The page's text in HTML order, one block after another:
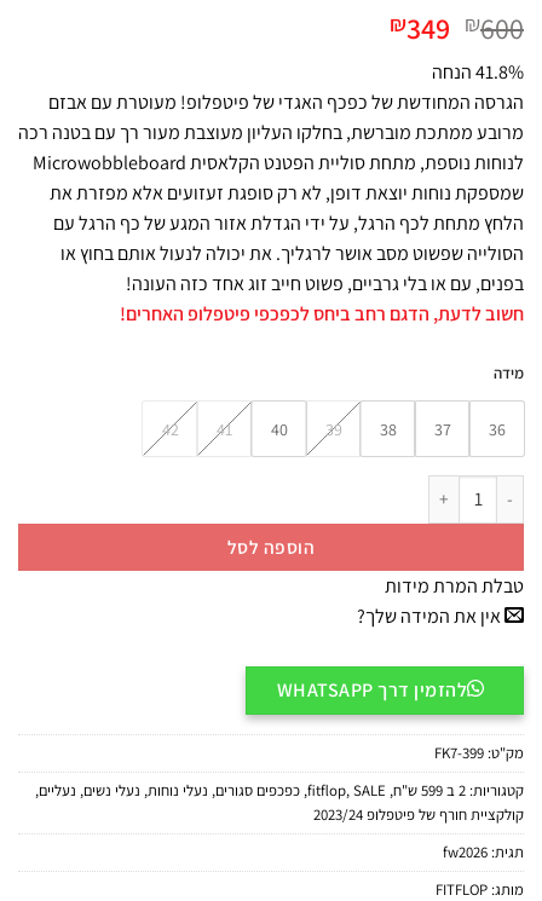
₪600 המחיר
היה:
₪600.
₪349
הוא:
₪349.
41.8% הנחה
הגרסה המחודשת של כפכף האגדי של פיטפלופ! מעוטרת עם אבזם
מרובע ממתכת מוברשת, בחלקו העליון מעוצבת מעור רך עם בטנה רכה
לנוחות נוספת, מתחת סוליית הפטנט הקלאסית Microwobbleboard
שמספקת נוחות יוצאת דופן, לא רק סופגת זעזועים אלא מפזרת את
הלחץ מתחת לכף הרגל, על ידי הגדלת אזור המגע של כף הרגל עם
הסולייה שפשוט מסב אושר לרגליך. את יכולה לנעול אותם בחוץ או
בפנים, עם או בלי גרביים, פשוט חייב זוג אחד כזה העונה!
חשוב לדעת, הדגם רחב ביחס לכפכפי פיטפלופ האחרים!
מידה
36
37
38
39
40
41
42
כמות של FK7-399 FITFLOP כפכף שוב מעור עם אבזם
הוספה לסל
טבלת המרת מידות
אין את המידה שלך?
להזמין דרך WHATSAPP
מק"ט: FK7-399
קטגוריות: 2 ב 599 ש"ח ,
fitflop,SALE
, כפכפים סגורים, נעלי נוחות, נעלי נשים, נעליים,
קולקציית חורף של פיטפלופ 2023/24
תגית: fw2026
מותג: FITFLOP